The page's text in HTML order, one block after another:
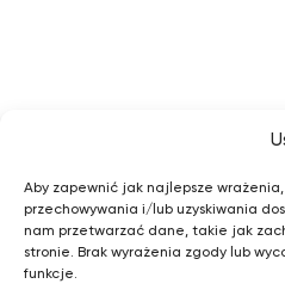
Aby zapewnić jak najlepsze
przechowywania i/lub uzyskiwania
nam przetwarzać dane, takie jak
stronie. Brak wyrażenia zgody lub
funkcje.